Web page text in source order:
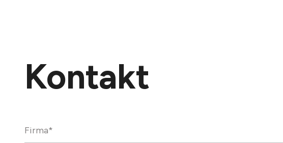
Kontakt